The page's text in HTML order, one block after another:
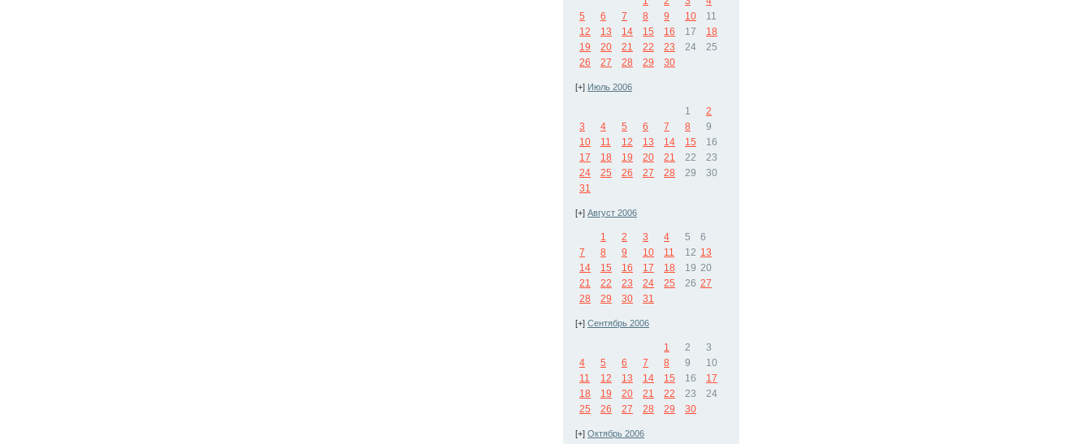
5
6 7 8 9 10
11
12
13 14 15 16 17
18
19
20 21 22 23 24
25
26
27 28 29 30
[+] Июль 2006
1
2
3
4 5 6 7 8
9
10
11 12 13 14 15
16
17
18 19 20 21 22
23
24
25 26 27 28 29
30
31
[+] Август 2006
1 2 3 4 5
6
7
8 9 10 11 12 13
14
15 16 17 18 19 20
21
22 23 24 25 26 27
28
29 30 31
[+] Сентябрь 2006
1 2
3
4
5 6 7 8 9
10
11
12 13 14 15 16
17
18
19 20 21 22 23
24
25
26 27 28 29 30
[+] Октябрь 2006